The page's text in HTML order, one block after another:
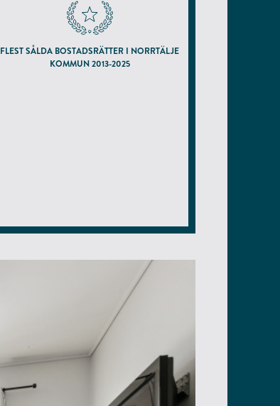
FLEST SÅLDA BOSTADSRÄTTER I NORRTÄLJE
KOMMUN 2013-2025